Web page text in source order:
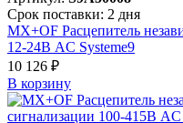
Срок поставки: 2 дня
MX+OF Расцепитель
12-24В AC Systeme9
10 126 ₽
В корзинy